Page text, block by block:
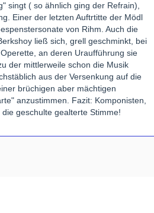
singt ( so ähnlich ging der Refrain),
Einer der letzten Auftrtitte der Mödl
von Rihm. Auch die
ließ sich, grell geschminkt, bei
an deren Uraufführung sie
der mittlerweile schon die Musik
aus der Versenkung auf die
brüchigen aber mächtigen
anzustimmen. Fazit: Komponisten,
geschulte gealterte Stimme!